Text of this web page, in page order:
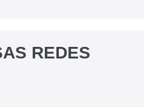
REDES